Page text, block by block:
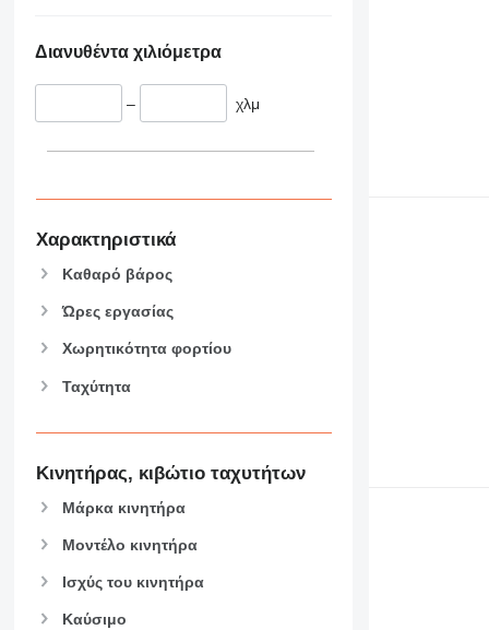
430
444
589
906
908
910
914
924
926
930
938
953
955
963
966
Διανυθέντα χιλιόμετρα
– χλμ
Χαρακτηριστικά
Καθαρό βάρος
Ώρες εργασίας
Χωρητικότητα φορτίου
Ταχύτητα
Κινητήρας, κιβώτιο ταχυτήτων
Μάρκα κινητήρα
Μοντέλο κινητήρα
Ισχύς του κινητήρα
Καύσιμο